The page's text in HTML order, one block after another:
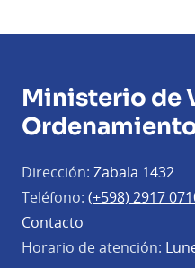
Ministerio de
Dirección: Zabala 1432
Teléfono: (+598) 2917
Contacto
Horario de atención: